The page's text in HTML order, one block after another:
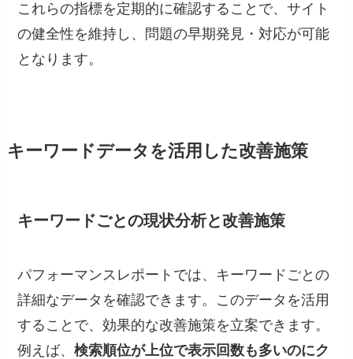
これらの指標を定期的に確認することで、サイト
の健全性を維持し、問題の早期発見・対応が可能
となります。
キーワードデータを活用した改善施策
キーワードごとの現状分析と改善施策
パフォーマンスレポートでは、キーワードごとの
詳細なデータを確認できます。このデータを活用
することで、効果的な改善施策を立案できます。
例えば、検索順位が上位で表示回数も多いのにク